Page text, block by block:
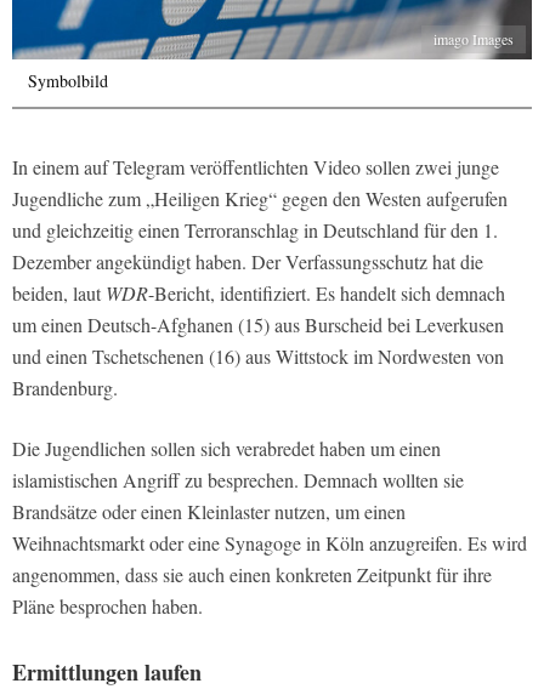
imago Images
Symbolbild
In einem auf Telegram veröffentlichten Video sollen zwei junge
Jugendliche zum „Heiligen Krieg“ gegen den Westen aufgerufen
und gleichzeitig einen Terroranschlag in Deutschland für den 1.
Dezember angekündigt haben. Der Verfassungsschutz hat die
beiden, laut WDR-Bericht, identifiziert. Es handelt sich demnach
um einen Deutsch-Afghanen (15) aus Burscheid bei Leverkusen
und einen Tschetschenen (16) aus Wittstock im Nordwesten von
Brandenburg.
Die Jugendlichen sollen sich verabredet haben um einen
islamistischen Angriff zu besprechen. Demnach wollten sie
Brandsätze oder einen Kleinlaster nutzen, um einen
Weihnachtsmarkt oder eine Synagoge in Köln anzugreifen. Es wird
angenommen, dass sie auch einen konkreten Zeitpunkt für ihre
Pläne besprochen haben.
Ermittlungen laufen